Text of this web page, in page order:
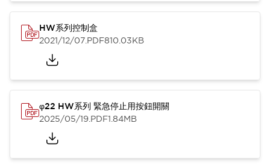
HW系列控制盒
2021/12/07.PDF810.03KB
φ22 HW系列 緊急停止用按鈕開關
2025/05/19.PDF1.84MB